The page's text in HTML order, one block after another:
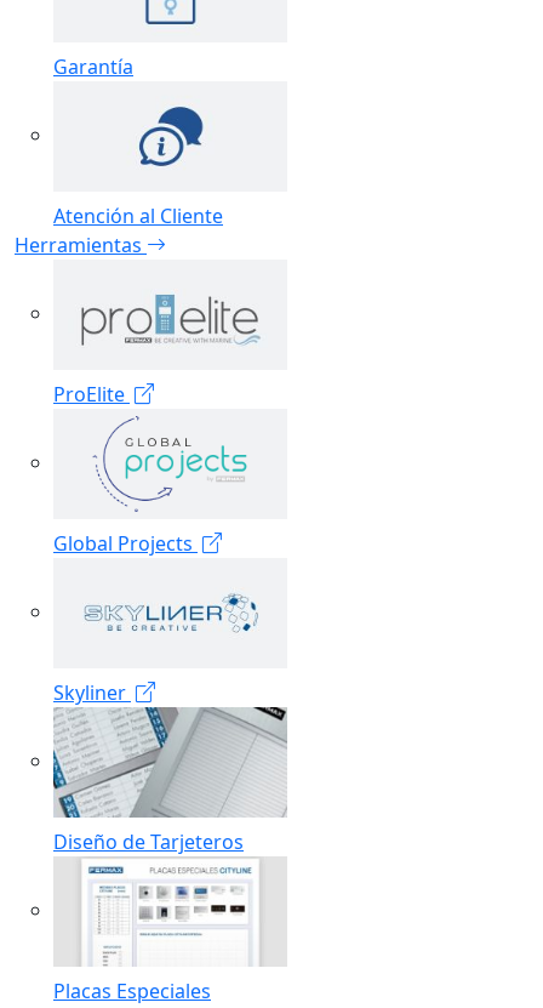
Garantía
Atención al Cliente
Herramientas
ProElite
Global Projects
Skyliner
Diseño de Tarjeteros
Placas Especiales